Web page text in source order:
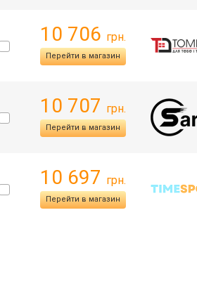
10 706 грн.
Перейти в магазин
10 707 грн.
Перейти в магазин
10 697 грн.
Перейти в магазин